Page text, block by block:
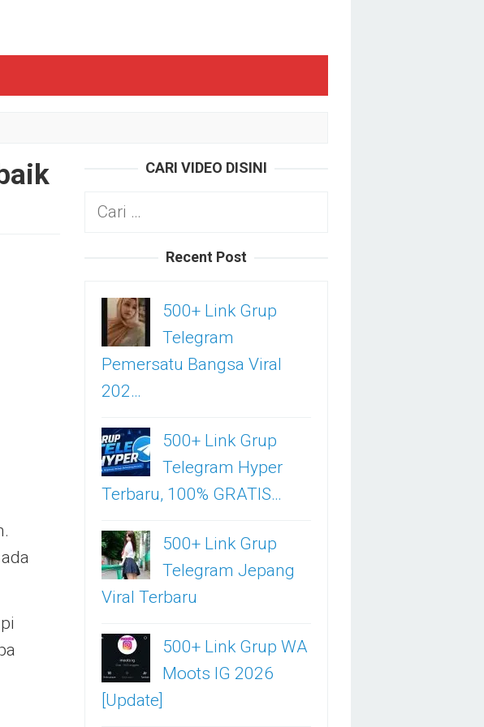
CARI VIDEO DISINI
Cari
Recent Post
500+ Link Grup
Telegram
Pemersatu Bangsa Viral
202…
500+ Link Grup
Telegram Hyper
Terbaru, 100% GRATIS…
500+ Link Grup
Telegram Jepang
Viral Terbaru
500+ Link Grup WA
Moots IG 2026
[Update]